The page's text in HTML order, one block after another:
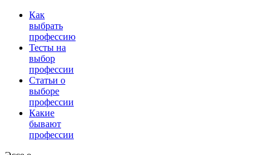
Как
выбрать
профессию
Тесты на
выбор
профессии
Статьи о
выборе
профессии
Какие
бывают
профессии